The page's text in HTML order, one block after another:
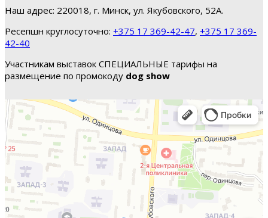
Наш адрес: 220018, г. Минск, ул. Якубовского, 52А.
Ресепшн круглосуточно: +375 17 369-42-47, +375 17 369-
42-40
Участникам выставок СПЕЦИАЛЬНЫЕ тарифы на
размещение по промокоду dog show